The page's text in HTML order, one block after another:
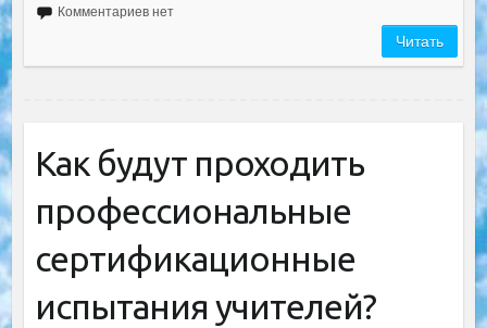
Комментариев нет
Читать
Как будут проходить
профессиональные
сертификационные
испытания учителей?